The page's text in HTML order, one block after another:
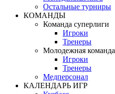
Остальные турниры
КОМАНДЫ
Команда суперлиги
Игроки
Тренеры
Молодежная команда
Игроки
Тренеры
Медперсонал
КАЛЕНДАРЬ ИГР